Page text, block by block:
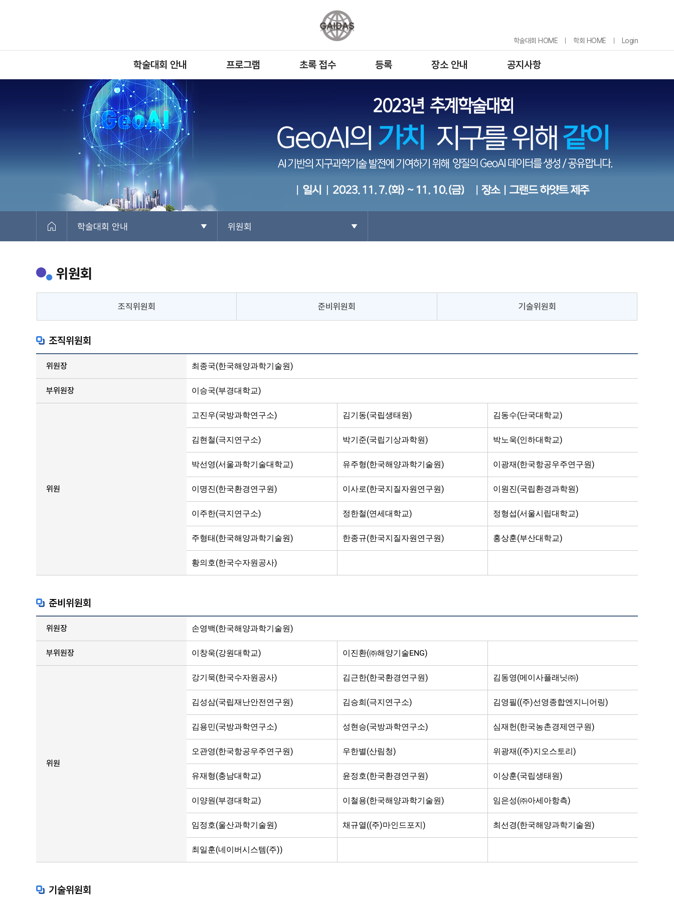
학술대회 안내 프로그램 초록 접수 등록 장소 안내 공지사항
학술대회 HOME 학회 HOME Login
위원회
학술대회 안내 위원회
조직위원회 준비위원회 기술위원회
조직위원회
위원장 최종국(한국해양과학기술원)
부위원장 이승국(부경대학교)
위원
고진우(국방과학연구소) 김기동(국립생태원) 김동수(단국대학교)
김현철(극지연구소) 박기준(국립기상과학원) 박노욱(인하대학교)
박선영(서울과학기술대학교) 유주형(한국해양과학기술원) 이광재(한국항공우주연구원)
이명진(한국환경연구원) 이사로(한국지질자원연구원) 이원진(국립환경과학원)
이주한(극지연구소) 정한철(연세대학교) 정형섭(서울시립대학교)
주형태(한국해양과학기술원) 한종규(한국지질자원연구원) 홍상훈(부산대학교)
황의호(한국수자원공사)
준비위원회
위원장 손영백(한국해양과학기술원)
부위원장 이창욱(강원대학교) 이진환(㈜해양기술ENG)
위원
강기묵(한국수자원공사) 김근한(한국환경연구원) 김동영(메이사플래닛㈜)
김성삼(국립재난안전연구원) 김승희(극지연구소) 김영필((주)선영종합엔지니어링)
김용민(국방과학연구소) 성현승(국방과학연구소) 심재헌(한국농촌경제연구원)
오관영(한국항공우주연구원) 우한별(산림청) 위광재((주)지오스토리)
유재형(충남대학교) 윤정호(한국환경연구원) 이상훈(국립생태원)
이양원(부경대학교) 이철용(한국해양과학기술원) 임은성(㈜아세아항측)
임정호(울산과학기술원) 채규열((주)마인드포지) 최선경(한국해양과학기술원)
최일훈(네이버시스템(주))
기술위원회